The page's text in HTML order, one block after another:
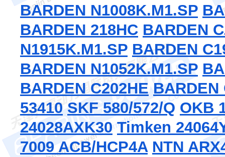
BARDEN N1008K.M1.SP
BARDEN 218HC BARDEN
N1915K.M1.SP BARDEN
BARDEN N1052K.M1.SP
BARDEN C202HE BARDEN
53410 SKF 580/572/Q OKB
24028AXK30 Timken
7009 ACB/HCP4A NTN